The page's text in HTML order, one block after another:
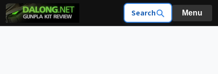
Search Menu